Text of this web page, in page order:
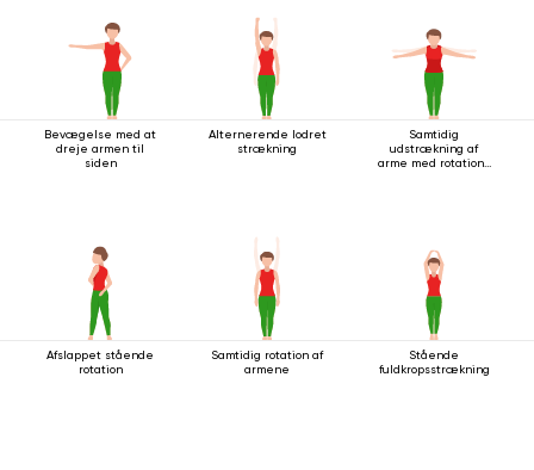
Bevægelse med at
dreje armen til
siden
Alternerende lodret
strækning
Samtidig
udstrækning af
arme med rotation i
Afslappet stående
rotation
Samtidig rotation af
armene
Stående
fuldkropsstrækning